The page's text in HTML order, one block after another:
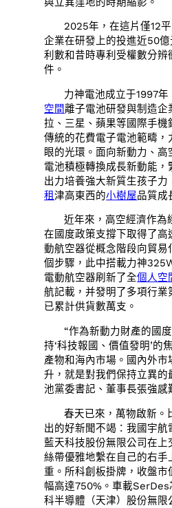
2025年，在這片僅12
企業在研發上的投進近50
利數和昔時專利受權數分
件。
力神電池成立于1997
空間離子電池研發與制造企
拉、三星、蘋果等國際手
傳統的花費電子電池範疇，
眼的光環。面向新動力、
電池積極轉換成長新動能，
出力培養強大新質生孩子力
租津高東西的小樹屋品質成
近年來，高空經濟作為
在國度政策支撐下取得了高
動航空器從概念階段向貿易
個步驟，此中搭載力神
電動航空器刷新了全個人空
航記載，并發明了多項行業
已累計供貨數萬支。
“作為新動力財產的國
持‘科技報國、價值發明’的
產物和海內市場。國內外市
升，就是對我們保持立異的
池黨委書記、董事長張強感
春天已來，萬物啟新。
出的好新聞不竭：我國宇航
藍天科技股份無限公司在上
絲帶優雅地繫在自己的右手
重。所科創板掛牌，收盤市
幅高達750%。車載
科半導體（天津）股份無限